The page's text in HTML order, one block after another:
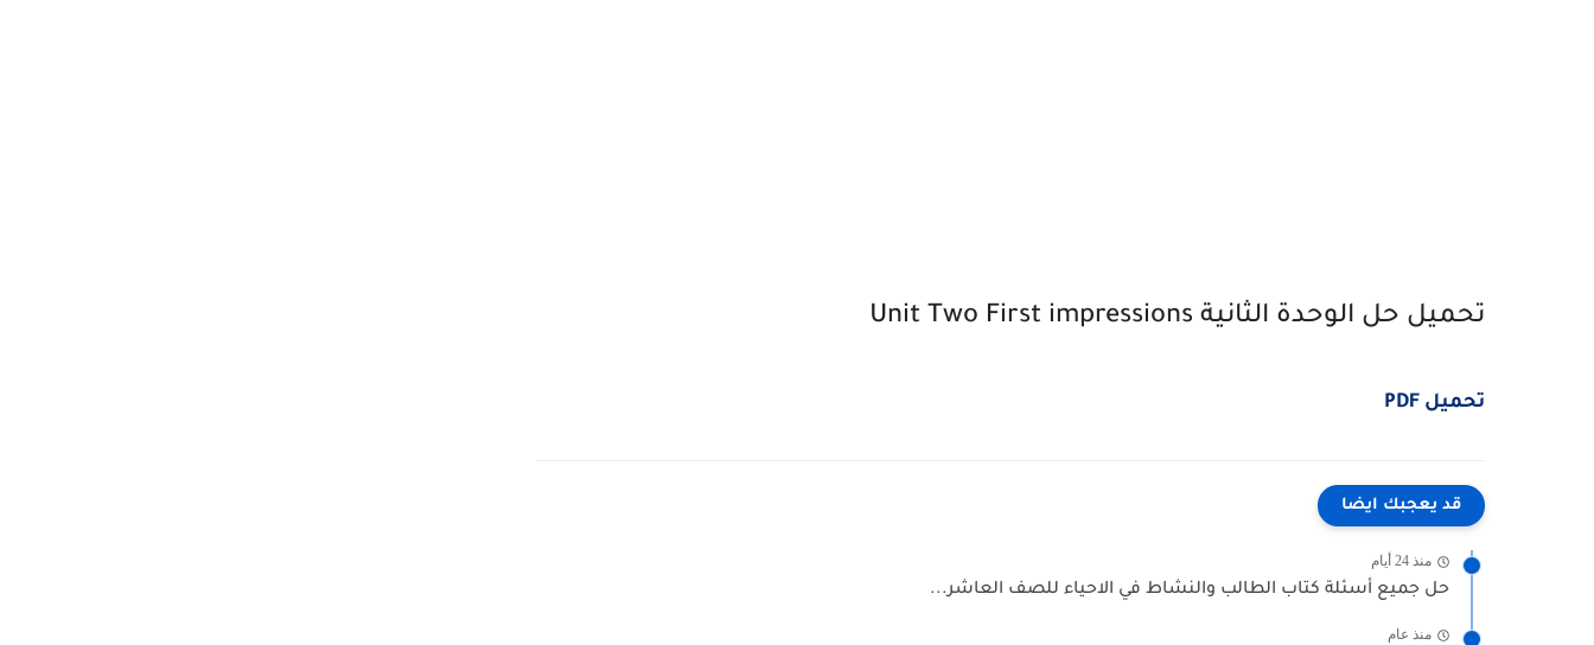
تحميل حل الوحدة الثانية Unit Two First impressions
تحميل PDF
قد يعجبك ايضا
منذ 24 أيام
حل جميع أسئلة كتاب الطالب والنشاط في الاحياء للصف العاشر...
منذ عام